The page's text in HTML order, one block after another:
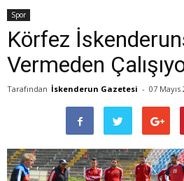
Spor
Körfez
Vermeden
Tarafından İskenderun Gazetesi - 07 Mayıs